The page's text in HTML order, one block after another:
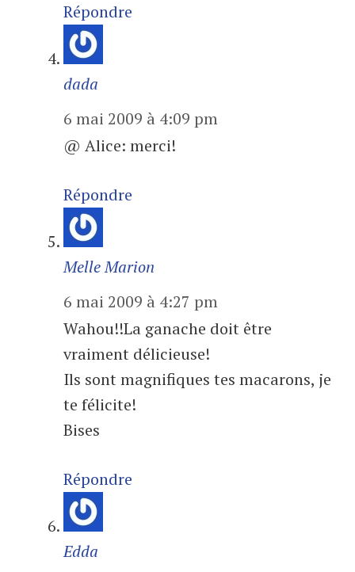
Répondre
dada
6 mai 2009 à 4:09 pm
@ Alice: merci!
Répondre
Melle Marion
6 mai 2009 à 4:27 pm
Wahou!!La ganache doit être
vraiment délicieuse!
Ils sont magnifiques tes macarons, je
te félicite!
Bises
Répondre
Edda